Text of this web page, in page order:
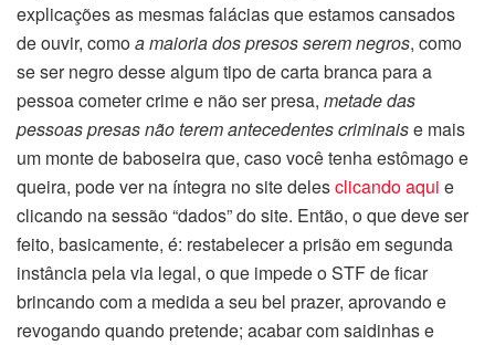
explicações as mesmas falácias que estamos cansados
de ouvir, comoa maioria dos presos serem negros, como
se ser negro desse algum tipo de carta branca para a
pessoa cometer crime e não ser presa, metade das
pessoas presas não terem antecedentes criminaise mais
um monte de baboseira que, caso você tenha estômago e
queira, pode ver na íntegra no site delesclicando aqui e
clicando na sessão “dados” do site. Então, o que deve ser
feito, basicamente, é: restabelecer a prisão em segunda
instância pela via legal, o que impede o STF de ficar
brincando com a medida a seu bel prazer, aprovando e
revogando quando pretende; acabar com saidinhas e